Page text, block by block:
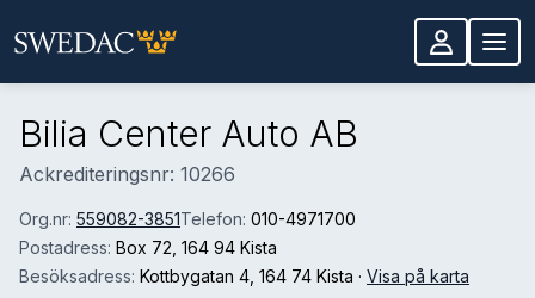
Bilia Center Auto AB
Ackrediteringsnr: 10266
Org.nr: 559082-3851Telefon: 010-4971700
Postadress: Box 72 , 164 94 Kista
Besöksadress: Kottbygatan 4 , 164 74 Kista · Visa på karta